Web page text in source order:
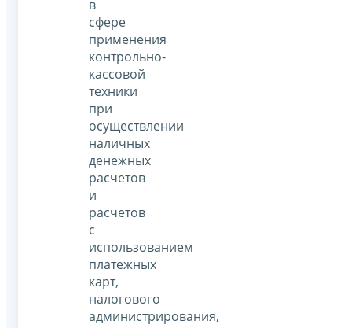
в
сфере
применения
контрольно-
кассовой
техники
при
осуществлении
наличных
денежных
расчетов
и
расчетов
с
использованием
платежных
карт,
налогового
администрирования,